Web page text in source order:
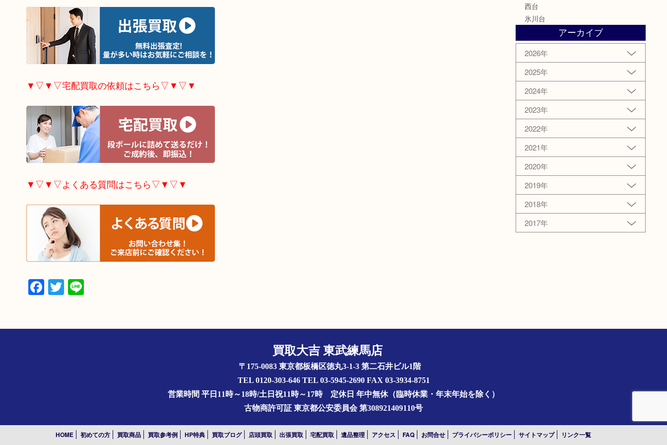
▼▽▼▽宅配買取の依頼はこちら▽▼▽▼
▼▽▼▽よくある質問はこちら▽▼▽▼
Facebook
Twitter
Line
西台
氷川台
アーカイブ
2026年
2025年
2024年
2023年
2022年
2021年
2020年
2019年
2018年
2017年
買取大吉 東武練馬店
〒175-0083 東京都板橋区徳丸3-1-3 第二石井ビル1階
TEL 0120-303-646 TEL 03-5945-2690 FAX 03-3934-8751
営業時間 平日11時～18時/土日祝11時～17時 定休日 年中無休（臨時休業・年末年始を除く）
古物商許可証 東京都公安委員会 第308921409110号
HOME 初めての方 買取商品 買取参考例 HP特典 買取ブログ 店頭買取 出張買取 宅配買取 遺品整理 アクセス FAQ お問合せ プライバシーポリシー サイトマップ リンク一覧